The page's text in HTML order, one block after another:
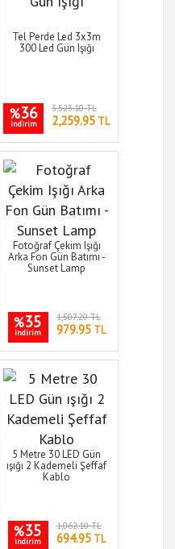
Tel Perde Led 3x3m
300 Led Gün Işığı
%36
indirim
3,523.10 TL
2,259.95 TL
Fotoğraf Çekim Işığı
Arka Fon Gün Batımı -
Sunset Lamp
%35
indirim
1,507.20 TL
979.95TL
5 Metre 30 LED Gün
ışığı 2 Kademeli Şeffaf
Kablo
%35
indirim
1,062.10 TL
694.95TL